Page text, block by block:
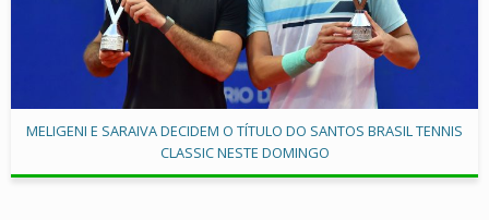
MELIGENI E SARAIVA DECIDEM O TÍTULO DO SANTOS BRASIL TENNIS
CLASSIC NESTE DOMINGO